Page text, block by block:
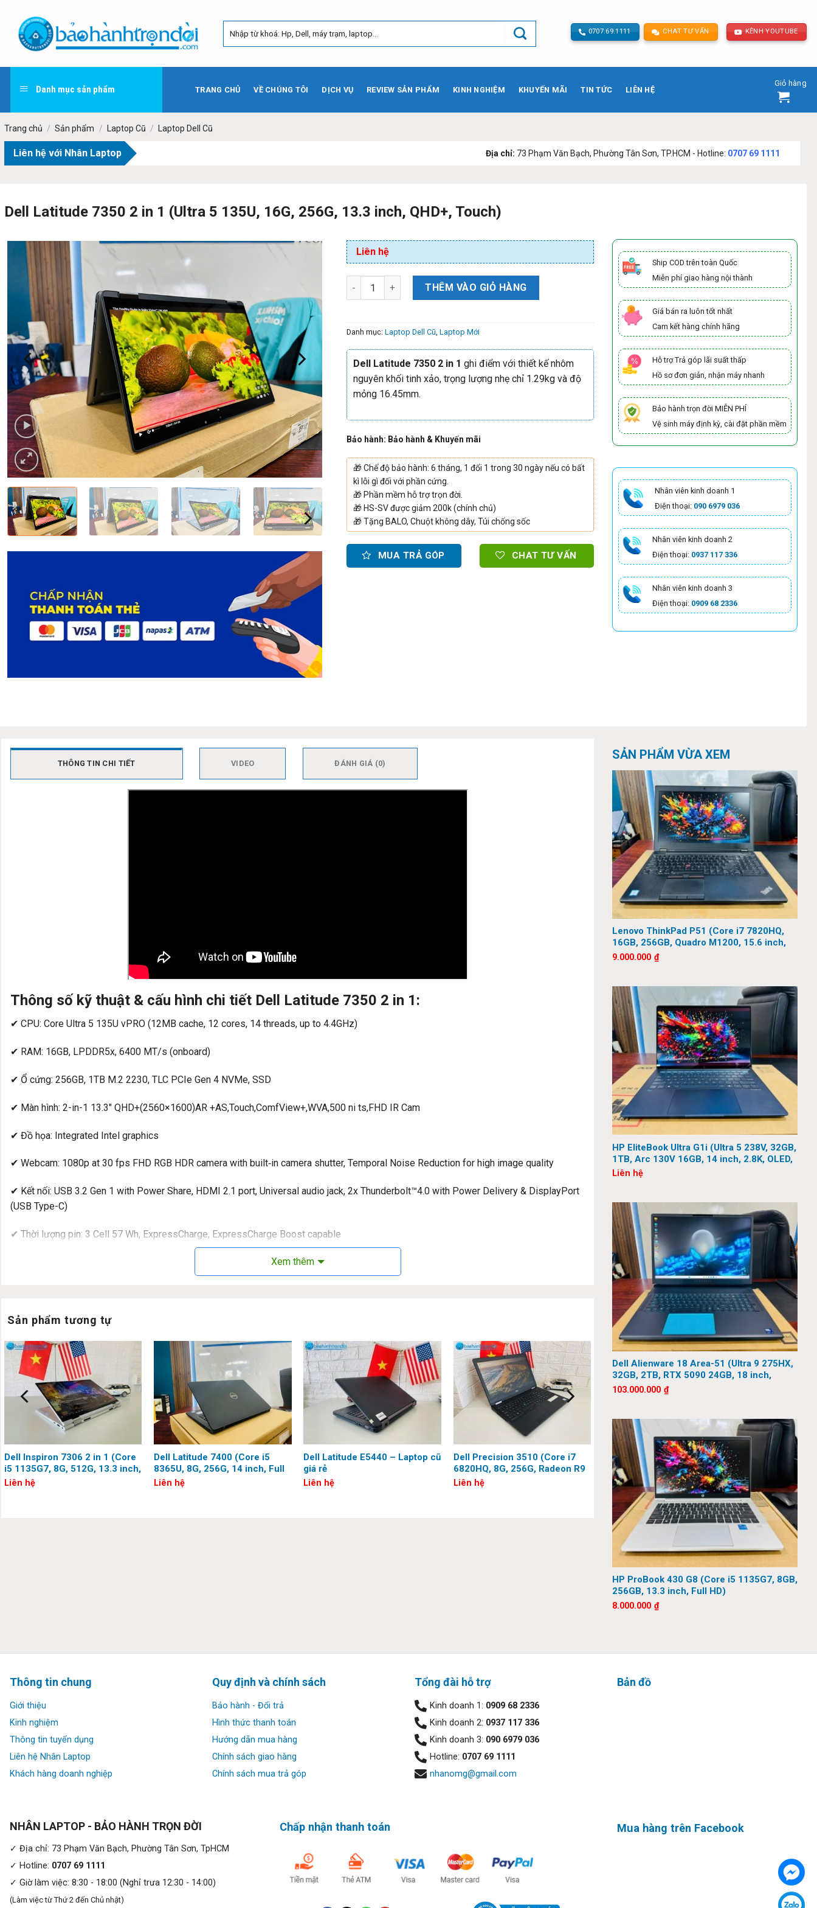
content
0707.69.1111 CHAT TƯ VẤN KÊNH YOUTUBE
Danh mục sản phẩm TRANG CHỦ VỀ CHÚNG TÔI DỊCH VỤ REVIEW SẢN PHẨM KINH NGHIỆM KHUYẾN MÃI TIN TỨC LIÊN HỆ
Giỏ hàng
Trang chủ / Sản phẩm / Laptop Cũ / Laptop Dell Cũ
Liên hệ với Nhân Laptop 73 Phạm Văn Bạch, Phường Tân Sơn, TP.HCM - Hotline: 0707 69 1111
Dell Latitude 7350 2 in 1 (Ultra 5 135U, 16G, 256G, 13.3 inch, QHD+, Touch)
Liên hệ
THÊM VÀO GIỎ HÀNG
Danh mục:Laptop Dell Cũ ,Laptop Mới
Dell Latitude 7350 2 in 1 ghi điểm với thiết kế nhôm
nguyên khối tinh xảo, trọng lượng nhẹ chỉ 1.29kg và độ
mỏng 16.45mm.
Bảo hành: Bảo hành & Khuyến mãi
🎁Chế độ bảo hành: 6 tháng, 1 đổi 1 trong 30 ngày nếu có bất
kì lỗi gì đối với phần cứng.
🎁Phần mềm hỗ trợ trọn đời.
🎁HS-SV được giảm 200k (chính chủ)
🎁Tặng BALO, Chuột không dây, Túi chống sốc
MUA TRẢ GÓP CHAT TƯ VẤN
Ship COD trên toàn Quốc
Miễn phí giao hàng nội thành
Giá bán ra luôn tốt nhất
Cam kết hàng chính hãng
Hỗ trợ Trả góp lãi suất thấp
Hồ sơ đơn giản, nhận máy nhanh
Bảo hành trọn đời MIỄN PHÍ
Vệ sinh máy định kỳ, cài đặt phần mềm
Nhân viên kinh doanh 1
Điện thoại: 090 6979 036
Nhân viên kinh doanh 2
Điện thoại: 0937 117 336
Nhân viên kinh doanh 3
Điện thoại: 0909 68 2336
THÔNG TIN CHI TIẾT VIDEO ĐÁNH GIÁ (0)
Thông số kỹ thuật & cấu hình chi tiết Dell Latitude 7350 2 in 1:
✔ CPU: Core Ultra 5 135U vPRO (12MB cache, 12 cores, 14 threads, up to 4.4GHz)
✔ RAM: 16GB, LPDDR5x, 6400 MT/s (onboard)
✔ Ổ cứng: 256GB, 1TB M.2 2230, TLC PCIe Gen 4 NVMe, SSD
✔ Màn hình: 2-in-1 13.3″ QHD+(2560×1600)AR +AS,Touch,ComfView+,WVA,500 ni ts,FHD IR Cam
✔ Đồ họa: Integrated Intel graphics
✔ Webcam: 1080p at 30 fps FHD RGB HDR camera with built‐in camera shutter, Temporal Noise Reduction for high image quality
✔ Kết nối: USB 3.2 Gen 1 with Power Share, HDMI 2.1 port, Universal audio jack, 2x Thunderbolt™4.0 with Power Delivery & DisplayPort
(USB Type-C)
✔ Thời lượng pin: 3 Cell 57 Wh, ExpressCharge, ExpressCharge Boost capable
Đánh giá chi tiết & hình ảnh thật Dell Latitude 7350 2 in 1:
Dell Latitude 7350 2 in 1không chỉ là một thiết bị công nghệ thông thường mà là người bạn đồng hành đáng tin cậy, mang đến sự linh
hoạt và hiệu suất mạnh mẽ để hỗ trợ tối đa nhu cầu công việc và giải trí của người dùng. Với thiết kế thanh lịch, hiệu năng cao cấp, tính di
động vượt trội và hệ thống bảo mật tiên tiến, sản phẩm này là lựa chọn tối ưu cho các chuyên gia bận rộn.
Thiết kế thanh thoát, bền bỉ và hiện đại:
Dell Latitude 7350 2 in 1
ghi điểm với thiết kế nhôm nguyên khối tinh xảo, trọng lượng nhẹ chỉ 1.29kg và độ mỏng 16.45mm.
Xem thêm
Sản phẩm tương tự
Dell Inspiron 7306 2 in 1 (Core
i5 1135G7, 8G, 512G, 13.3 inch,
Full HD)
Liên hệ
Dell Latitude 7400 (Core i5
8365U, 8G, 256G, 14 inch, Full
HD)
Liên hệ
Dell Latitude E5440 – Laptop cũ
giá rẻ
Liên hệ
Dell Precision 3510 (Core i7
6820HQ, 8G, 256G, Radeon R9
360M, 15.6 inch, Full HD)
Liên hệ
SẢN PHẨM VỪA XEM
Lenovo ThinkPad P51 (Core i7 7820HQ,
16GB, 256GB, Quadro M1200, 15.6 inch,
FHD)
9.000.000 ₫
HP EliteBook Ultra G1i (Ultra 5 238V, 32GB,
1TB, Arc 130V 16GB, 14 inch, 2.8K, OLED,
Touch)
Liên hệ
Dell Alienware 18 Area-51 (Ultra 9 275HX,
32GB, 2TB, RTX 5090 24GB, 18 inch,
QHD+, 300Hz)
103.000.000 ₫
HP ProBook 430 G8 (Core i5 1135G7, 8GB,
256GB, 13.3 inch, Full HD)
8.000.000 ₫
Thông tin chung
Giới thiệu
Kinh nghiệm
Thông tin tuyển dụng
Liên hệ Nhân Laptop
Khách hàng doanh nghiệp
Quy định và chính sách
Bảo hành - Đổi trả
Hình thức thanh toán
Hướng dẫn mua hàng
Chính sách giao hàng
Chính sách mua trả góp
Tổng đài hỗ trợ
Kinh doanh 1: 0909 68 2336
Kinh doanh 2: 0937 117 336
Kinh doanh 3: 090 6979 036
Hotline: 0707 69 1111
nhanomg@gmail.com
Bản đồ
NHÂN LAPTOP - BẢO HÀNH TRỌN ĐỜI
✓ Địa chỉ: 73 Phạm Văn Bạch, Phường Tân Sơn, TpHCM
✓ Hotline: 0707 69 1111
✓ Giờ làm việc: 8:30 - 18:00 (Nghỉ trưa 12:30 - 14:00)
(Làm việc từ Thứ 2 đến Chủ nhật)
Chấp nhận thanh toán Mua hàng trên Facebook